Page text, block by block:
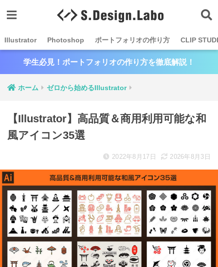
Illustrator Photoshop ポートフォリオの作り方 CLIP
学生必見！ポートフォリオの作り方を徹底解説！
ホーム ゼロから始めるIllustrator
【Illustrator】高品質＆商用利用可能な和
風アイコン35選
2022年8月17日 2026年8月3日